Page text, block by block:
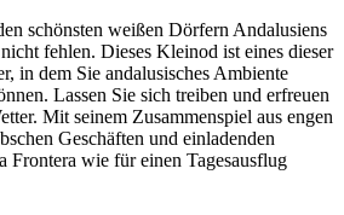
schönsten weißen Dörfern Andalusiens
fehlen. Dieses Kleinod ist eines dieser
in dem Sie andalusisches Ambiente
Lassen Sie sich treiben und erfreuen
Mit seinem Zusammenspiel aus engen
Geschäften und einladenden
Frontera wie für einen Tagesausflug